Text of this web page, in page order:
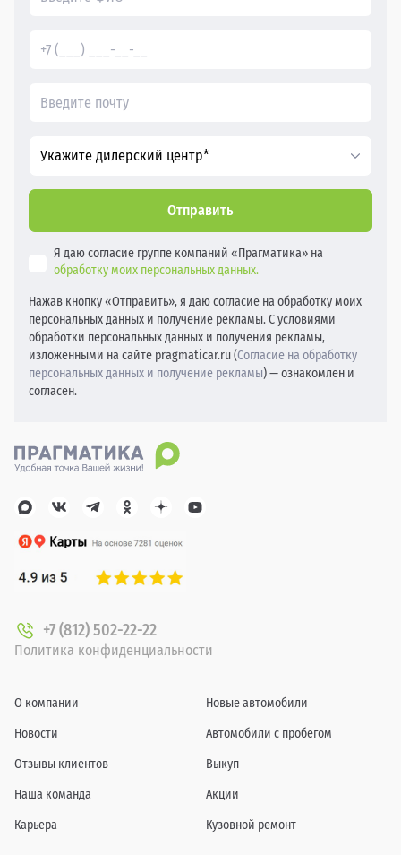
Укажите дилерский центр*
Отправить
Я даю согласие группе компаний «Прагматика» на
обработку моих персональных данных.
Нажав кнопку «Отправить», я даю согласие на обработку моих
персональных данных и получение рекламы. С условиями
обработки персональных данных и получения рекламы,
изложенными на сайте pragmaticar.ru (Согласие на обработку
персональных данных и получение рекламы) — ознакомлен и
согласен.
+7 (812) 502-22-22
Политика конфиденциальности
О компании
Новости
Отзывы клиентов
Наша команда
Карьера
Новые автомобили
Автомобили с пробегом
Выкуп
Акции
Кузовной ремонт